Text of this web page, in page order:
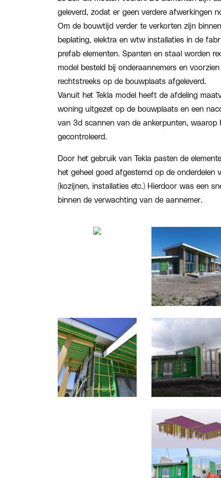
geleverd, zodat er geen verdere afwerkingen
Om de bouwtijd verder te verkorten zijn
beplating, elektra en wtw installaties in de
prefab elementen. Spanten en staal worden
model besteld bij onderaannemers en
rechtstreeks op de bouwplaats afgeleverd.
Vanuit het Tekla model heeft de afdeling
woning uitgezet op de bouwplaats en een
van 3d scannen van de ankerpunten, waarop
gecontroleerd.
Door het gebruik van Tekla pasten de
het geheel goed afgestemd op de onderdelen
(kozijnen, installaties etc.) Hierdoor was een
binnen de verwachting van de aannemer.